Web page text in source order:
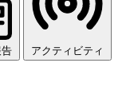
アクティビティ